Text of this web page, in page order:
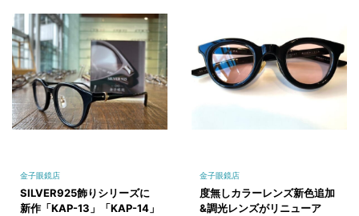
金子眼鏡店
SILVER925飾りシリーズに
新作「KAP-13」「KAP-14」
金子眼鏡店
度無しカラーレンズ新色追加
&調光レンズがリニューア